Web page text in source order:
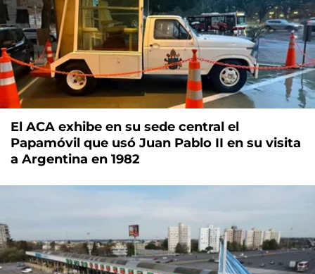
El ACA exhibe en su sede central el
Papamóvil que usó Juan Pablo II en su visita
a Argentina en 1982